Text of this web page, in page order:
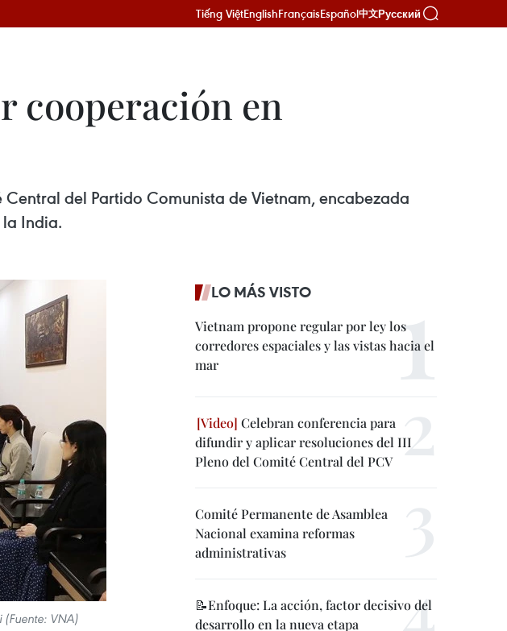
Tiếng ViệtEnglishFrançaisEspañol中文Русский
cooperación en
del Partido Comunista de Vietnam, encabezada
la India.
VNA)
LO MÁS VISTO
Vietnam propone regular por ley los
corredores espaciales y las vistas hacia el
mar
Celebran conferencia para
difundir y aplicar resoluciones del III
Pleno del Comité Central del PCV
Comité Permanente de Asamblea
Nacional examina reformas
administrativas
📝Enfoque: La acción, factor decisivo del
desarrollo en la nueva etapa